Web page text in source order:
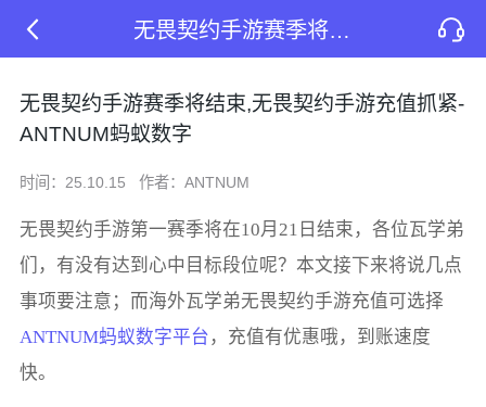
无畏契约手游赛季将结束,无畏契约手游充值抓紧-ANTNUM蚂蚁数字
无畏契约手游赛季将结束,无畏契约手游充值抓紧-
ANTNUM蚂蚁数字
时间：25.10.15 作者：ANTNUM
无畏契约手游第一赛季将在10月21日结束，各位瓦学弟
们，有没有达到心中目标段位呢？本文接下来将说几点
事项要注意；而海外瓦学弟无畏契约手游充值可选择
ANTNUM蚂蚁数字平台 ，充值有优惠哦，到账速度
快。